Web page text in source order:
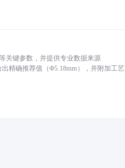
关键参数，并提供专业数据来源
精确推荐值（Φ5.18mm），并附加工艺